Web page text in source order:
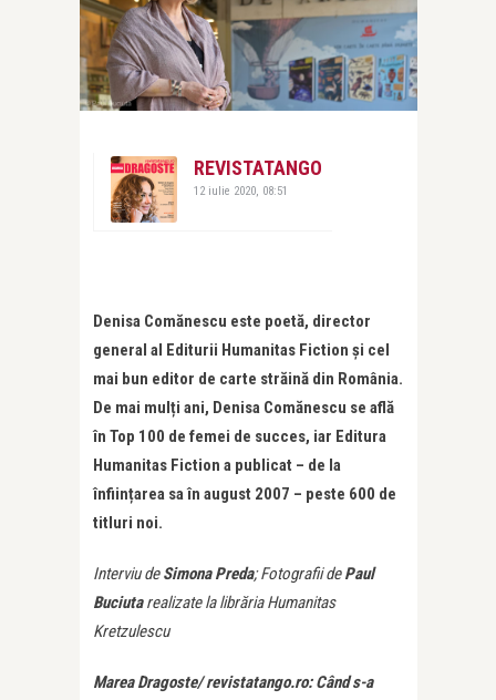
REVISTATANGO
12 iulie 2020, 08:51
Denisa Comănescu este poetă, director
general al Editurii Humanitas Fiction și cel
mai bun editor de carte străină din România.
De mai mulți ani, Denisa Comănescu se află
în Top 100 de femei de succes, iar Editura
Humanitas Fiction a publicat – de la
înființarea sa în august 2007 – peste 600 de
titluri noi.
Interviu deSimona Preda; Fotografii dePaul
Buciutarealizate la librăria Humanitas
Kretzulescu
Marea Dragoste/ revistatango.ro: Când s-a